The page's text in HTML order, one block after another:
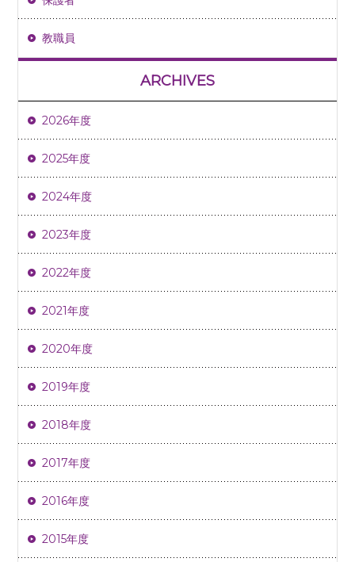
教職員
ARCHIVES
2026年度
2025年度
2024年度
2023年度
2022年度
2021年度
2020年度
2019年度
2018年度
2017年度
2016年度
2015年度